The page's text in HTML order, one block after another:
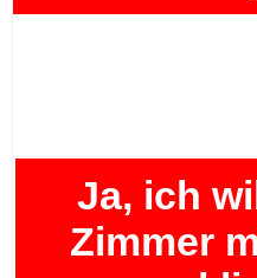
Ja, ich
Zimmer